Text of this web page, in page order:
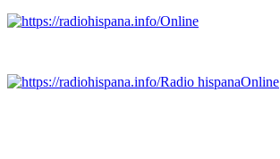
Online
Radio hispanaOnline